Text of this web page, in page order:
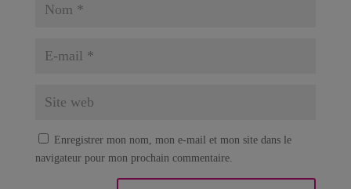
Enregistrer mon nom, mon e-mail et mon site dans le
navigateur pour mon prochain commentaire.